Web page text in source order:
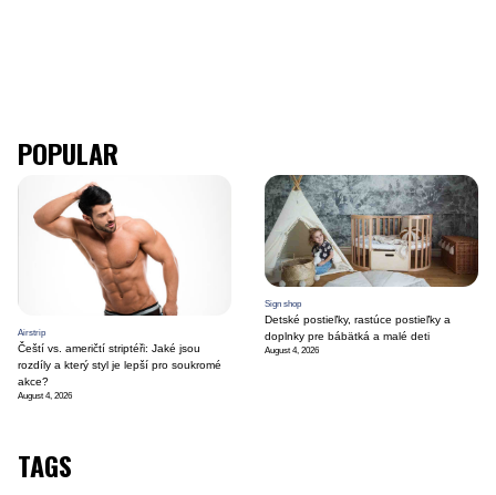
POPULAR
Airstrip
Čeští vs. američtí striptéři: Jaké jsou
rozdíly a který styl je lepší pro soukromé
akce?
August 4, 2026
Sign shop
Detské postieľky, rastúce postieľky a
doplnky pre bábätká a malé deti
August 4, 2026
TAGS